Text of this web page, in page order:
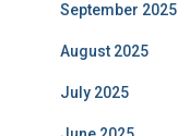
September 2025
August 2025
July 2025